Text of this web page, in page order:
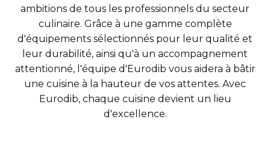
ambitions de tous les professionnels du secteur
culinaire. Grâce à une gamme complète
d'équipements sélectionnés pour leur qualité et
leur durabilité, ainsi qu'à un accompagnement
attentionné, l'équipe d'Eurodib vous aidera à bâtir
une cuisine à la hauteur de vos attentes. Avec
Eurodib, chaque cuisine devient un lieu
d'excellence.